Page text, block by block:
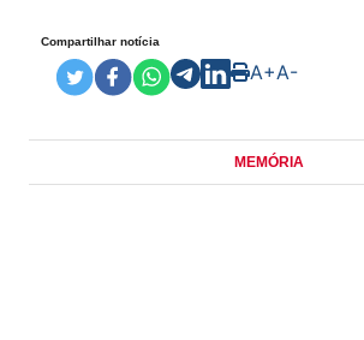
Compartilhar notícia
A+A-
MEMÓRIA